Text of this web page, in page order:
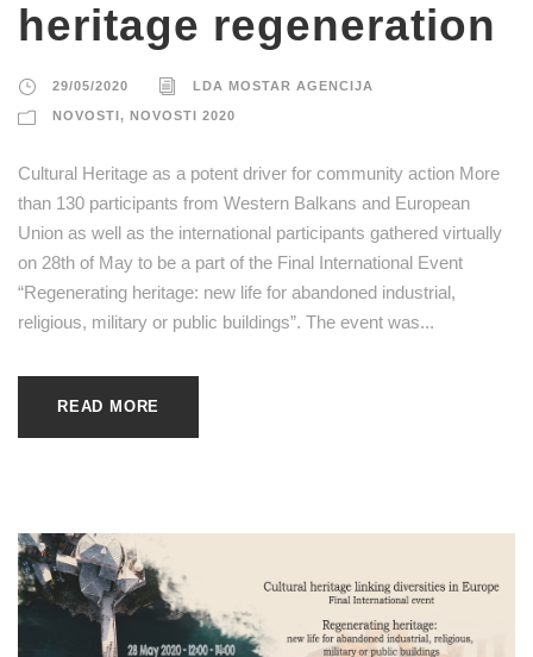
heritage regeneration
29/05/2020 LDA MOSTAR AGENCIJA
NOVOSTI, NOVOSTI 2020
Cultural Heritage as a potent driver for community action More
than 130 participants from Western Balkans and European
Union as well as the international participants gathered virtually
on 28th of May to be a part of the Final International Event
“Regenerating heritage: new life for abandoned industrial,
religious, military or public buildings”. The event was...
READ MORE